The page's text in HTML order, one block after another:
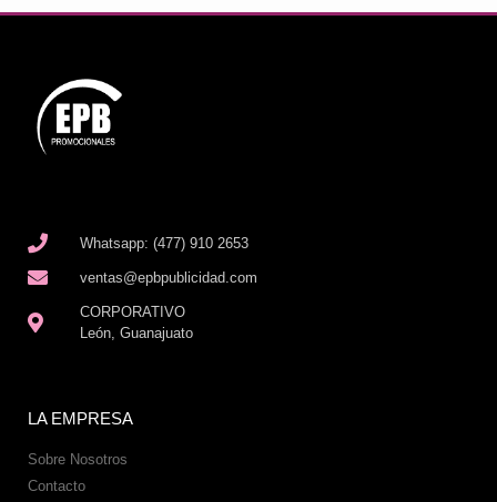
Whatsapp: (477) 910 2653
ventas@epbpublicidad.com
CORPORATIVO
León, Guanajuato
LA EMPRESA
Sobre Nosotros
Contacto